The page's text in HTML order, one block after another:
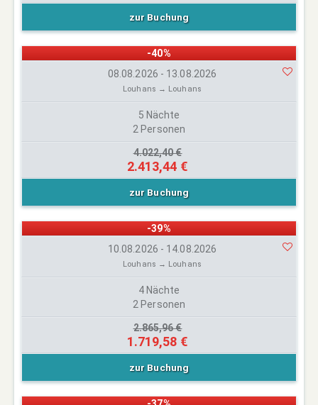
zur Buchung
-40%
08.08.2026 - 13.08.2026
Louhans → Louhans
5 Nächte
2 Personen
4.022,40 €
2.413,44 €
zur Buchung
-39%
10.08.2026 - 14.08.2026
Louhans → Louhans
4 Nächte
2 Personen
2.865,96 €
1.719,58 €
zur Buchung